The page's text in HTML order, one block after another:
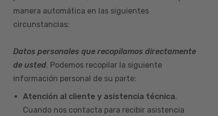
manera automática en las siguientes
circunstancias:
Datos personales que recopilamos directamente
de usted. Podemos recopilar la siguiente
información personal de su parte:
Atención al cliente y asistencia técnica.
Cuando nos contacta para recibir asistencia